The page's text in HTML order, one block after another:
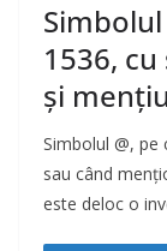
1536,
și
Simbolul @, pe
sau când
este deloc o